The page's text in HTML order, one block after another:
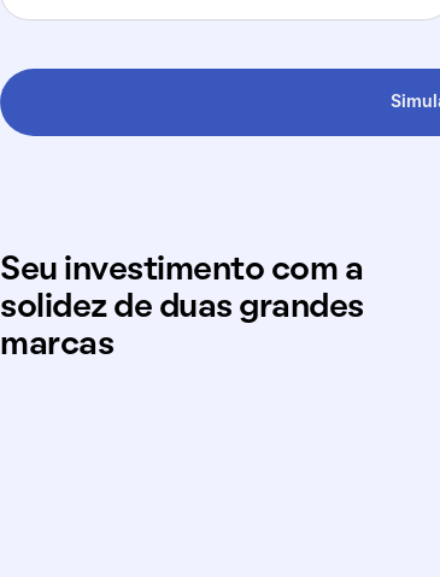
Seu investimento com a
solidez de duas grandes
marcas